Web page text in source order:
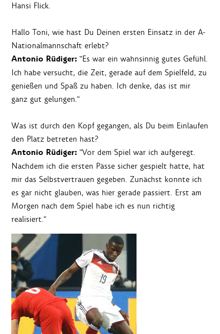
Hansi Flick.
Hallo Toni, wie hast Du Deinen ersten Einsatz in der A-
Nationalmannschaft erlebt?
Antonio Rüdiger: "Es war ein wahnsinnig gutes Gefühl.
Ich habe versucht, die Zeit, gerade auf dem Spielfeld, zu
genießen und Spaß zu haben. Ich denke, das ist mir
ganz gut gelungen."
Was ist durch den Kopf gegangen, als Du beim Einlaufen
den Platz betreten hast?
Antonio Rüdiger: "Vor dem Spiel war ich aufgeregt.
Nachdem ich die ersten Pässe sicher gespielt hatte, hat
mir das Selbstvertrauen gegeben. Zunächst konnte ich
es gar nicht glauben, was hier gerade passiert. Erst am
Morgen nach dem Spiel habe ich es nun richtig
realisiert."